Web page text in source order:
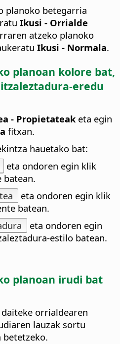
planoko betegarria
Ikusi - Orrialde
atzeko planoko
Ikusi - Normala.
planoan kolore bat,
eredu
- Propietateaketa egin
fitxan.
hauetako bat:
eta ondoren egin klik
batean.
eta ondoren egin klik
batean.
eta ondoren egin
estilo batean.
planoan irudi bat
orrialdearen
lauzak sortu
betetzeko.